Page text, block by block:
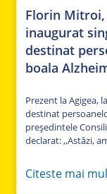
Florin Mitroi,
inaugurat
destinat
boala
Prezent la Agigea,
destinat
președintele
declarat: ,,Astăzi,
Citeste mai